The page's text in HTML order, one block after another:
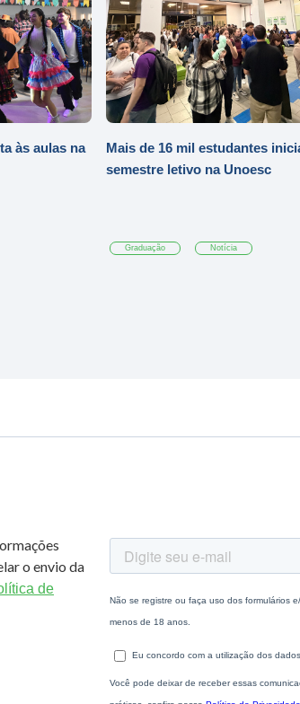
às aulas na
Mais de 16 mil estudantes
semestre letivo na Unoesc
Graduação Notícia
o envio da
de